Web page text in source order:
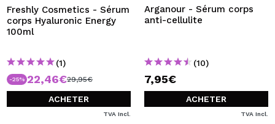
Freshly Cosmetics - Sérum
corps Hyaluronic Energy
100ml
(1)
-25% 22,46€29,95€
ACHETER
TVA Incl.
Arganour - Sérum corps
anti-cellulite
(10)
7,95€
ACHETER
TVA Incl.